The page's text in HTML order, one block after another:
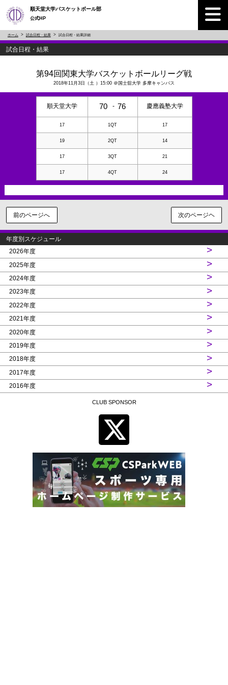
順天堂大学バスケットボール部
公式HP
ホーム 試合日程・結果 試合日程・結果詳細
試合日程・結果
第94回関東大学バスケットボールリーグ戦
2018年11月3日（土 ）15:00 ＠国士舘大学 多摩キャンパス
順天堂大学 70 - 76 慶應義塾大学
17 1QT 17
19 2QT 14
17 3QT 21
17 4QT 24
前のページへ 次のページヘ
年度別スケジュール
2026年度
>
2025年度 >
2024年度 >
2023年度 >
2022年度 >
2021年度 >
2020年度 >
2019年度 >
2018年度 >
2017年度 >
2016年度 >
CLUB SPONSOR